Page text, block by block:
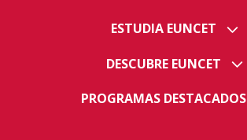
ESTUDIA EUNCET
DESCUBRE EUNCET
PROGRAMAS DESTACADOS